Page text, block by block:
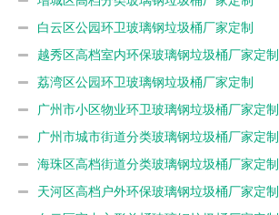
白云区公园环卫玻璃钢垃圾桶厂家定制
越秀区高档室内环保玻璃钢垃圾桶厂家定制
荔湾区公园环卫玻璃钢垃圾桶厂家定制
广州市小区物业环卫玻璃钢垃圾桶厂家定制
广州市城市街道分类玻璃钢垃圾桶厂家定制
海珠区高档街道分类玻璃钢垃圾桶厂家定制
天河区高档户外环保玻璃钢垃圾桶厂家定制